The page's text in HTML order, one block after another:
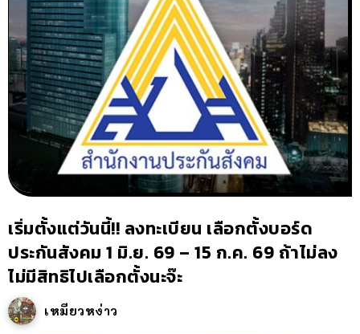
เริ่มตั้งแต่วันนี้!! ลงทะเบียน เลือกตั้งบอร์ด
ประกันสังคม 1 มิ.ย. 69 – 15 ก.ค. 69 ถ้าไม่ลง
ไม่มีสิทธิไปเลือกตั้งนะจ๊ะ
เหมียวหง่าว